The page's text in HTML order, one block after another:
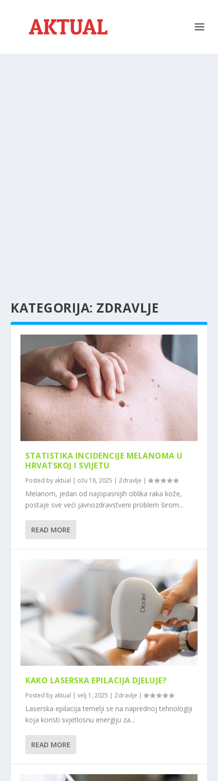
KATEGORIJA: ZDRAVLJE
STATISTIKA INCIDENCIJE MELANOMA U
HRVATSKOJ I SVIJETU
Posted by aktual | ožu 18, 2025 | Zdravlje |
Melanom, jedan od najopasnijih oblika raka kože,
postaje sve veći javnozdravstveni problem širom...
READ MORE
KAKO LASERSKA EPILACIJA DJELUJE?
Posted by aktual |velj 1, 2025 | Zdravlje |
Laserska epilacija temelji se na naprednoj tehnologiji
koja koristi svjetlosnu energiju za...
READ MORE